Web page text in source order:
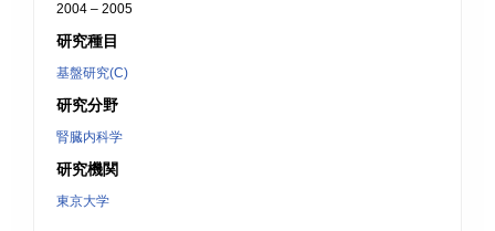
2004 – 2005
研究種目
基盤研究(C)
研究分野
腎臓内科学
研究機関
東京大学